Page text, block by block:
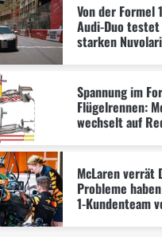
Von der Formel
Audi-Duo testet
starken
Spannung im
Flügelrennen:
wechselt auf
McLaren verrät
Probleme
1-Kundenteam